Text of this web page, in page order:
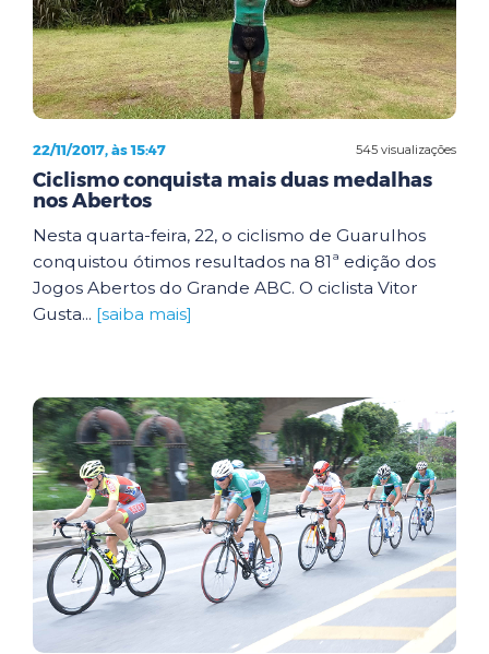
545 visualizações
22/11/2017, às 15:47
Ciclismo conquista mais duas medalhas
nos Abertos
Nesta quarta-feira, 22, o ciclismo de Guarulhos
conquistou ótimos resultados na 81ª edição dos
Jogos Abertos do Grande ABC. O ciclista Vitor
Gusta... [saiba mais]